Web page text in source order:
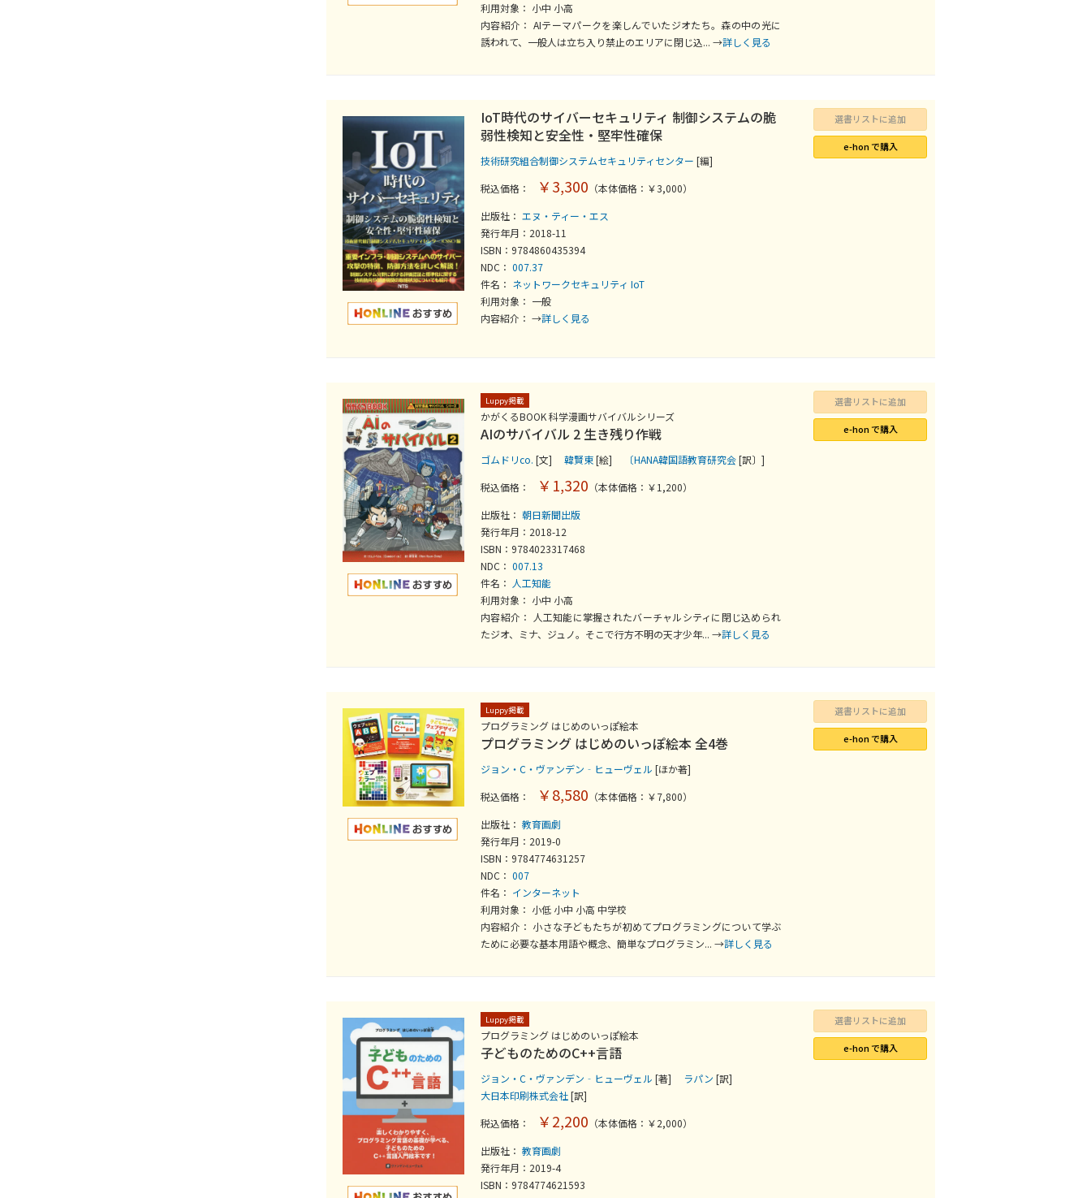
利用対象： 小中 小高
内容紹介： AIテーマパークを楽しんでいたジオたち。森の中の光に
誘われて、一般人は立ち入り禁止のエリアに閉じ込... →詳しく見る
IoT時代のサイバーセキュリティ 制御システムの脆
弱性検知と安全性・堅牢性確保
技術研究組合制御システムセキュリティセンター [編]
税込価格：
￥3,300 （本体価格：￥3,000）
出版社： エヌ・ティー・エス
発行年月：2018-11
ISBN：9784860435394
NDC： 007.37
件名： ネットワークセキュリティ IoT
利用対象： 一般
内容紹介： →詳しく見る
選書リストに追加
e-hon で購入
Luppy掲載
かがくるBOOK 科学漫画サバイバルシリーズ
AIのサバイバル 2 生き残り作戦
ゴムドリco. [文] 韓賢東[絵] 〔HANA韓国語教育研究会[訳〕]
税込価格：
￥1,320 （本体価格：￥1,200）
出版社： 朝日新聞出版
発行年月：2018-12
ISBN：9784023317468
NDC： 007.13
件名： 人工知能
利用対象： 小中 小高
内容紹介： 人工知能に掌握されたバーチャルシティに閉じ込められ
たジオ、ミナ、ジュノ。そこで行方不明の天才少年... →詳しく見る
選書リストに追加
e-hon で購入
Luppy掲載
プログラミング はじめのいっぽ絵本
プログラミング はじめのいっぽ絵本 全4巻
ジョン・C・ヴァンデン‐ヒューヴェル [ほか著]
税込価格：
￥8,580 （本体価格：￥7,800）
出版社： 教育画劇
発行年月：2019-0
ISBN：9784774631257
NDC： 007
件名： インターネット
利用対象： 小低 小中 小高 中学校
内容紹介： 小さな子どもたちが初めてプログラミングについて学ぶ
ために必要な基本用語や概念、簡単なプログラミン... →詳しく見る
選書リストに追加
e-hon で購入
Luppy掲載
プログラミング はじめのいっぽ絵本
子どものためのC++言語
ジョン・C・ヴァンデン‐ヒューヴェル [著] ラパン [訳]
大日本印刷株式会社[訳]
税込価格：
￥2,200 （本体価格：￥2,000）
出版社： 教育画劇
発行年月：2019-4
ISBN：9784774621593
選書リストに追加
e-hon で購入